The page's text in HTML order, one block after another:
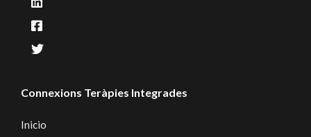
Connexions Teràpies Integrades
Inicio